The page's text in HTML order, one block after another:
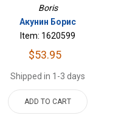
Boris
Акунин Борис
Item: 1620599
$53.95
Shipped in 1-3 days
ADD TO CART